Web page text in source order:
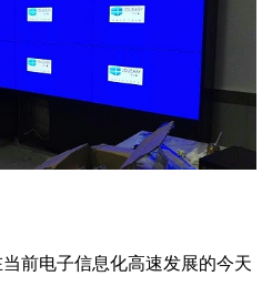
前电子信息化高速发展的今天